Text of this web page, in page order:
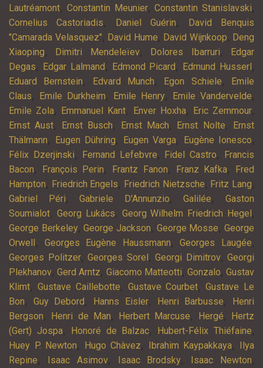
Lautréamont, Constantin Meunier,Constantin Stanislavski,
Cornelius Castoriadis, Daniel Guérin,
David Benquis
"Camarada Velasquez", David Hume, David Wijnkoop, Deng
Xiaoping, Dimitri Mendeleïev, Dolores Ibarruri,
Edgar
Degas, Edgar Lalmand , Edmond Picard , Edmund Husserl ,
Eduard Bernstein, Edvard Munch, Egon Schiele,
Emile
Claus, Emile Durkheim, Emile Henry, Emile Vandervelde,
Emile Zola, Emmanuel Kant, Enver Hoxha, Eric Zemmour,
Ernst Aust, Ernst Busch, Ernst Mach, Ernst Nolte,
Ernst
Thälmann, Eugen Dühring, Eugen Varga, Eugène Ionesco,
Félix Dzerjinski, Fernand Lefebvre, Fidel Castro,
Francis
Bacon, François Perin, Frantz Fanon, Franz Kafka,
Fred
Hampton, Friedrich Engels, Friedrich Nietzsche, Fritz Lang,
Gabriel Péri,Gabriele D'Annunzio,Galilée,Gaston
Soumialot, Georg Lukács, Georg Wilhelm Friedrich Hegel ,
George Berkeley,George Jackson, George Mosse,George
Orwell , Georges Eugène Haussmann,Georges Laugée,
Georges Politzer, Georges Sorel , Georgi Dimitrov, Georgi
Plekhanov,Gerd Arntz, Giacomo Matteotti, Gonzalo,Gustav
Klimt, Gustave Caillebotte, Gustave Courbet,Gustave Le
Bon, Guy Debord , Hanns Eisler, Henri Barbusse,
Henri
Bergson, Henri de Man, Herbert Marcuse, Hergé,
Hertz
(Gert) Jospa, Honoré de Balzac, Hubert-Félix Thiéfaine,
Huey P. Newton, Hugo Chàvez, Ibrahim Kaypakkaya,
Ilya
Repine, Isaac Asimov, Isaac Brodsky, Isaac Newton,